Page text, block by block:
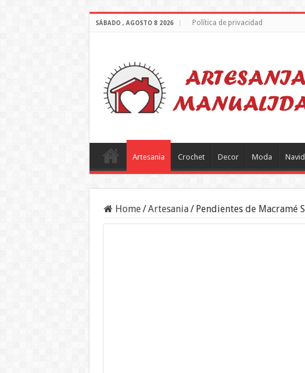
SÁBADO , AGOSTO 8 2026 Política de privacidad
Artesania Crochet Decor Moda
Home/Artesania/ Pendientes de Macramé